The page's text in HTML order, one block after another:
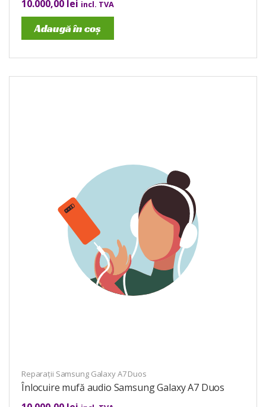
10.000,00 lei incl. TVA
Adaugă în coș
Reparații Samsung Galaxy A7 Duos
Înlocuire mufă audio Samsung Galaxy A7 Duos